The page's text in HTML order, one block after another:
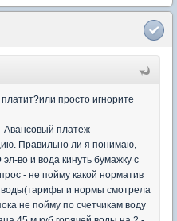
просто игнорите
Авансовый платеж
Правильно ли я понимаю,
во и вода кинуть бумажку с
- не пойму какой норматив
воды(тарифы и нормы смотрела
не пойму по счетчикам воду